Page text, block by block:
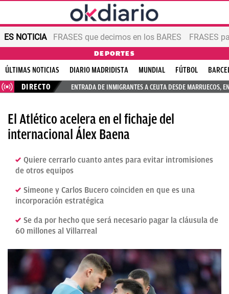
ES NOTICIA FRASES que decimos en los BARES FRASES
DEPORTES
ÚLTIMAS NOTICIAS DIARIO MADRIDISTA MUNDIAL FÚTBOL
DIRECTO
ENTRADA DE INMIGRANTES A CEUTA DESDE MARRUECOS,
El Atlético acelera en el fichaje del
internacional Álex Baena
Quiere cerrarlo cuanto antes para evitar intromisiones
de otros equipos
Simeone y Carlos Bucero coinciden en que es una
incorporación estratégica
Se da por hecho que será necesario pagar la cláusula de
60 millones al Villarreal